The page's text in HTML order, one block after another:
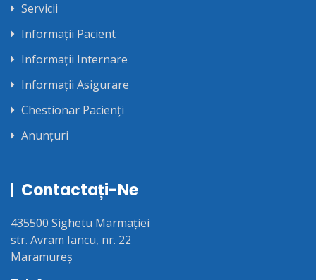
Servicii
Informații Pacient
Informații Internare
Informații Asigurare
Chestionar Pacienți
Anunțuri
Contactați-Ne
435500 Sighetu Marmației
str. Avram Iancu, nr. 22
Maramureș